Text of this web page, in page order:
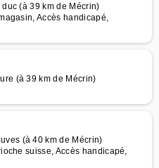
(à 39 km de Mécrin)
Accès handicapé,
(à 39 km de Mécrin)
(à 40 km de Mécrin)
suisse, Accès handicapé,